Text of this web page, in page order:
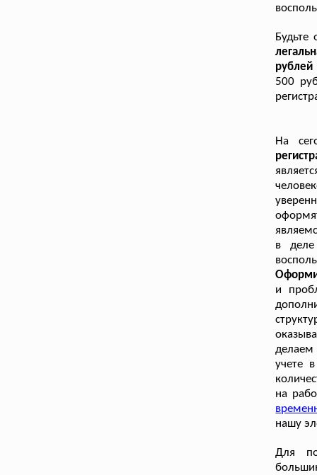
рублей
500
На
в
и
учете
на
нашу
Для